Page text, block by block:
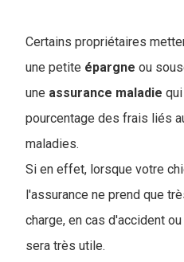
Certains propriétaires
une petite épargne ou
une assurance maladie
pourcentage des frais liés
maladies.
Si en effet, lorsque votre
l'assurance ne prend que
charge, en cas d'accident
sera très utile.